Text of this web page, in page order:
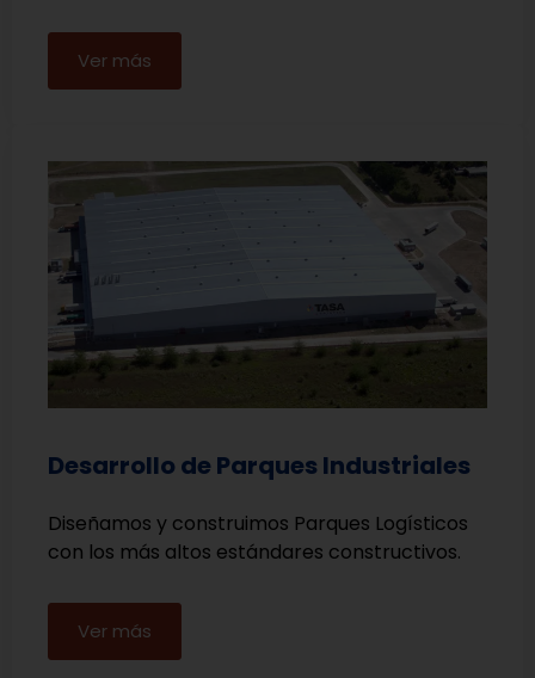
Ver más
Desarrollo de Parques Industriales
Diseñamos y construimos Parques Logísticos
con los más altos estándares constructivos.
Ver más